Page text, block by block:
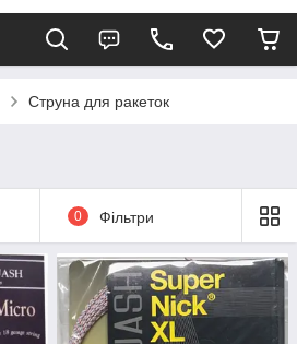
Струна для ракеток
0 Фільтри